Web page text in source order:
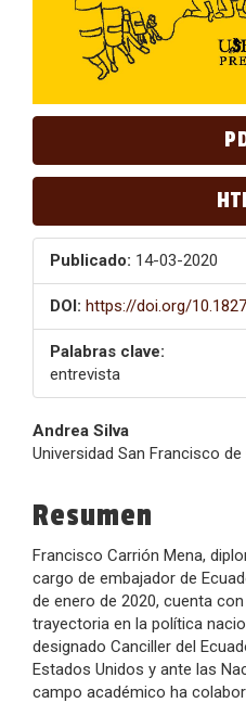
Publicado: 14-03-2020
DOI: https://doi.org/
Palabras clave:
entrevista
Contenido
del
artículo
Andrea Silva
Universidad San Francisco de
Resumen
Francisco Carrión Mena,
cargo de embajador de
de enero de 2020, cuenta
trayectoria en la política
designado Canciller del
Estados Unidos y ante las
campo académico ha